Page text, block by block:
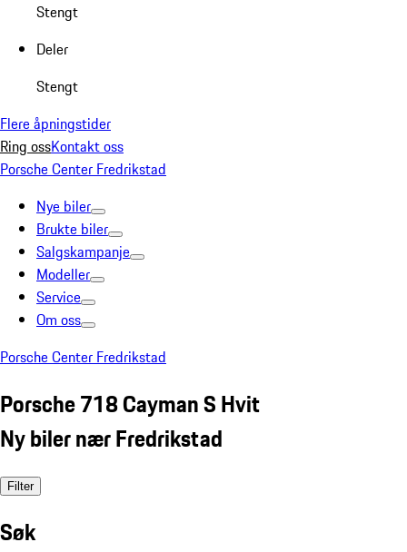
Stengt
Deler
Stengt
Flere åpningstider
Ring ossKontakt oss
Porsche Center Fredrikstad
Nye biler
Brukte biler
Salgskampanje
Modeller
Service
Om oss
Porsche Center Fredrikstad
Porsche 718 Cayman S Hvit
Ny biler nær Fredrikstad
Filter
Søk